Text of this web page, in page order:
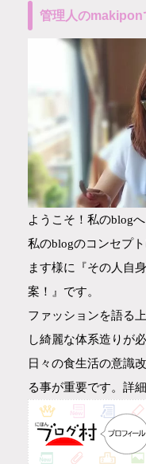
管理人のmakipon
ようこそ！私のblogへ
私のblogのコンセプト
ます様に『その人自
案！』です。
ファッションを語る
し綺麗な体系造りが
日々の食生活の意識
る事が重要です。詳細